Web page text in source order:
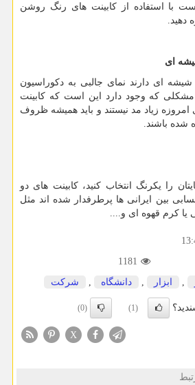
با استفاده از کابینت های رنگ روشن
دهید.
ای
ای دارند نمای جالبی به دکوراسیون
مشکلی که وجود دارد این است که کابینت
زیاد مد نیستند و باید همیشه ظروف
شده باشند.
را یکرنگ انتخاب کنید، کابینت های دو
بین ایرانی ها پرطرفدار شده اند مثل
کرم قهوه ای و....
1181
, ابزار , دانشگاه , شركت
(1)
(0)
X